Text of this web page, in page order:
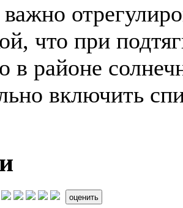
что при
в районе
включить
оценить